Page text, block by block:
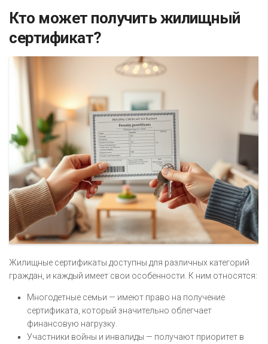
Кто может получить жилищный
сертификат?
Жилищные сертификаты доступны для различных категорий
граждан, и каждый имеет свои особенности. К ним относятся:
Многодетные семьи — имеют право на получение
сертификата, который значительно облегчает
финансовую нагрузку.
Участники войны и инвалиды — получают приоритет в